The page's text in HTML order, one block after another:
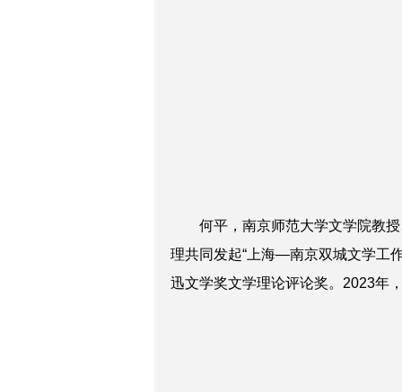
何平，南京师范大学文学院教授
理共同发起“上海—南京双城文学工
迅文学奖文学理论评论奖。2023年